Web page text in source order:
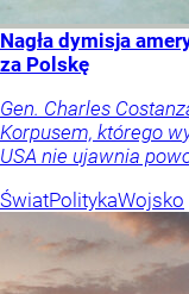
Nagła dymisja
za Polskę
Gen. Charles
Korpusem, którego
USA nie ujawnia
ŚwiatPolitykaWojsko